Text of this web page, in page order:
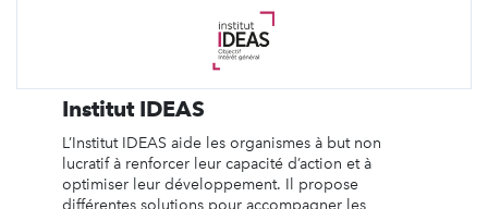
Institut IDEAS
L’Institut IDEAS aide les organismes à but non
lucratif à renforcer leur capacité d’action et à
optimiser leur développement. Il propose
différentes solutions pour accompagner les